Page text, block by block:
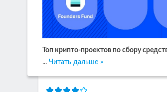
Топ крипто-проектов по сбору
... Читать дальше »